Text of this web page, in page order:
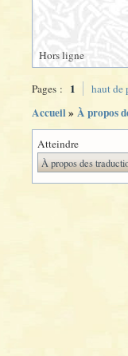
Hors ligne
Pages : 1 haut de
Accueil» À propos
Atteindre